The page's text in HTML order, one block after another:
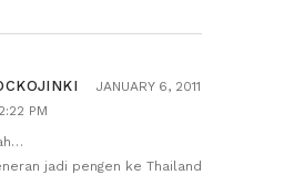
JANUARY 6, 2011
PM
jadi pengen ke Thailand